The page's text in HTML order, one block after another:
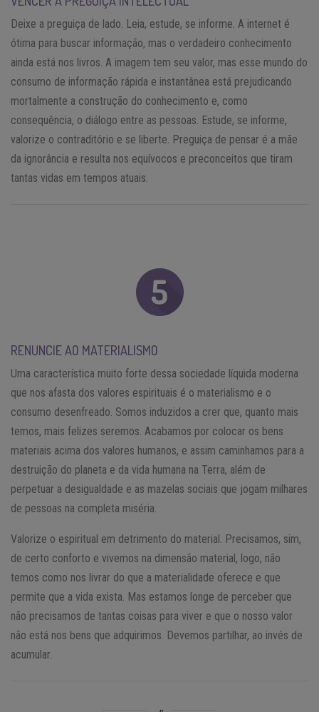
Deixe a preguiça de lado. Leia, estude, se informe. A internet é
ótima para buscar informação, mas o verdadeiro conhecimento
ainda está nos livros. A imagem tem seu valor, mas esse mundo do
consumo de informação rápida e instantânea está prejudicando
mortalmente a construção do conhecimento e, como
consequência, o diálogo entre as pessoas. Estude, se informe,
valorize o contraditório e se liberte. Preguiça de pensar é a mãe
da ignorância e resulta nos equívocos e preconceitos que tiram
tantas vidas em tempos atuais.
RENUNCIE AO MATERIALISMO
Uma característica muito forte dessa sociedade líquida moderna
que nos afasta dos valores espirituais é o materialismo e o
consumo desenfreado. Somos induzidos a crer que, quanto mais
temos, mais felizes seremos. Acabamos por colocar os bens
materiais acima dos valores humanos, e assim caminhamos para a
destruição do planeta e da vida humana na Terra, além de
perpetuar a desigualdade e as mazelas sociais que jogam milhares
de pessoas na completa miséria.
Valorize o espiritual em detrimento do material. Precisamos, sim,
de certo conforto e vivemos na dimensão material, logo, não
temos como nos livrar do que a materialidade oferece e que
permite que a vida exista. Mas estamos longe de perceber que
não precisamos de tantas coisas para viver e que o nosso valor
não está nos bens que adquirimos. Devemos partilhar, ao invés de
acumular.